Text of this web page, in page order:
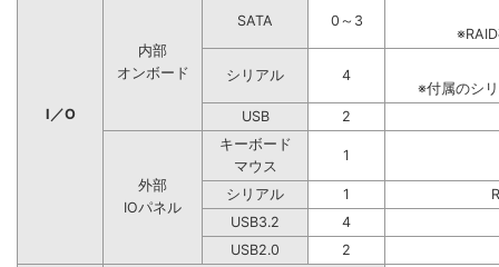
I／O
内部
オンボード
SATA
0～3
シリアル
4
※付属のシ
USB
2
外部
IOパネル
キーボード
マウス
1
シリアル 1
USB3.2
4
USB2.0
2